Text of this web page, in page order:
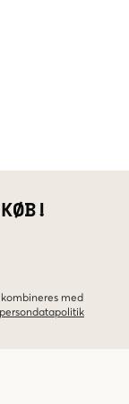
med
persondatapolitik